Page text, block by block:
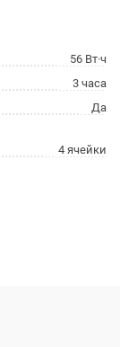
56 Вт·ч
3 часа
Да
4 ячейки